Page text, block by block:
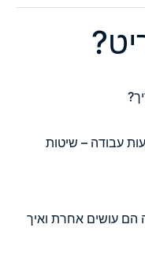
עבודה – שיטות
עושים אחרת ואיך